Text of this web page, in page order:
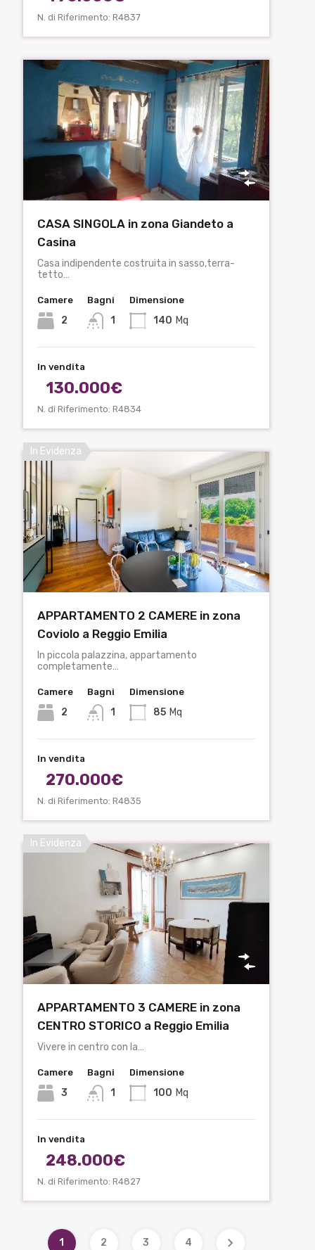
N. di Riferimento: R4837
CASA SINGOLA in zona Giandeto a
Casina
Casa indipendente costruita in sasso,terra-
tetto…
Camere
2
Bagni
1
Dimensione
140 Mq
In vendita
130.000€
N. di Riferimento: R4834
In Evidenza
APPARTAMENTO 2 CAMERE in zona
Coviolo a Reggio Emilia
In piccola palazzina, appartamento
completamente…
Camere
2
Bagni
1
Dimensione
85 Mq
In vendita
270.000€
N. di Riferimento: R4835
In Evidenza
APPARTAMENTO 3 CAMERE in zona
CENTRO STORICO a Reggio Emilia
Vivere in centro con la…
Camere
3
Bagni
1
Dimensione
100 Mq
In vendita
248.000€
N. di Riferimento: R4827
1 2 3 4